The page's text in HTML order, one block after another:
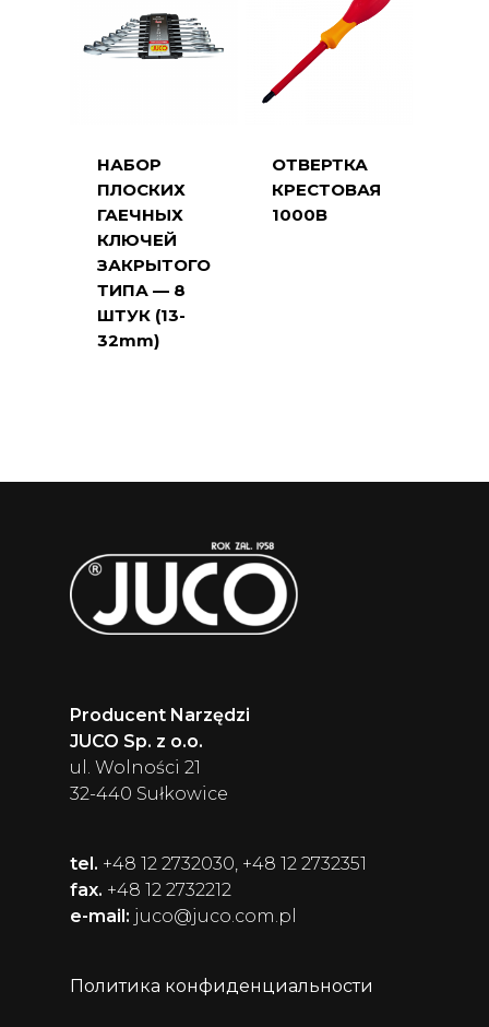
НАБОР
ПЛОСКИХ
ГАЕЧНЫХ
КЛЮЧЕЙ
ЗАКРЫТОГО
ТИПА — 8
ШТУК (13-
32mm)
ОТВЕРТКА
КРЕСТОВАЯ
1000В
Producent Narzędzi
JUCO Sp. z o.o.
ul. Wolności 21
32-440 Sułkowice
tel. +48 12 2732030, +48 12 2732351
fax. +48 12 2732212
e-mail: juco@juco.com.pl
Политика конфиденциальности